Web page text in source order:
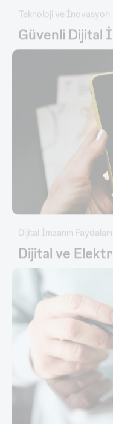
Güvenli Dijital
Dijital İmzanın Faydaları
Dijital ve